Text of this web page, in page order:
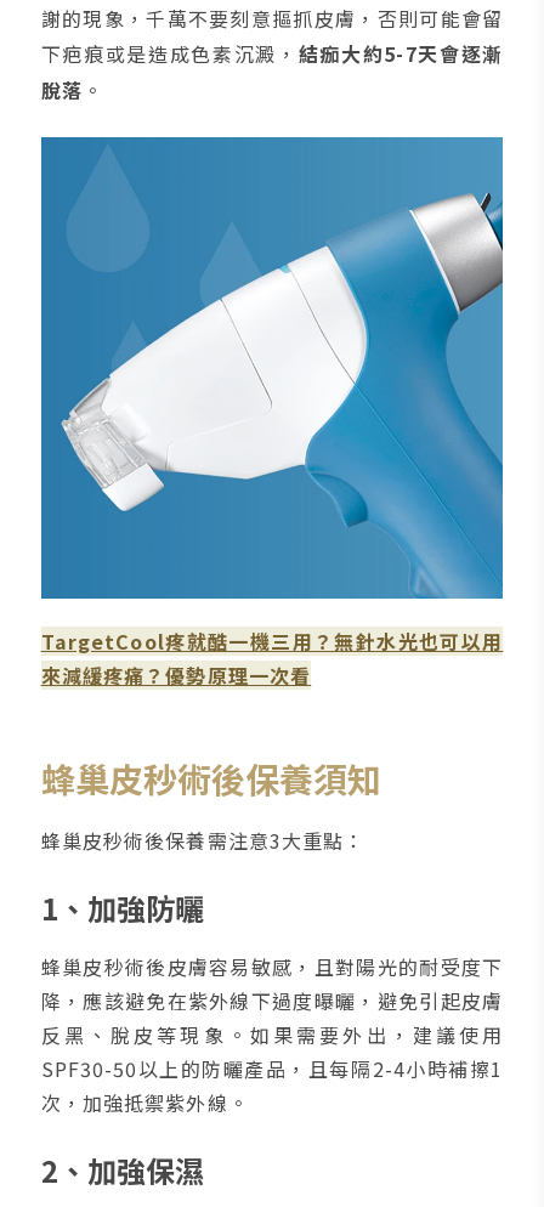
謝的現象，千萬不要刻意摳抓皮膚，否則可能會留
下疤痕或是造成色素沉澱， 結痂大約5-7天會逐漸
脫落 。
TargetCool疼就酷一機三用？無針水光也可以用
來減緩疼痛？優勢原理一次看
蜂巢皮秒術後保養須知
蜂巢皮秒術後保養需注意3大重點：
1、加強防曬
蜂巢皮秒術後皮膚容易敏感，且對陽光的耐受度下
降，應該避免在紫外線下過度曝曬，避免引起皮膚
反黑、脫皮等現象。如果需要外出，建議使用
SPF30-50以上的防曬產品，且每隔2-4小時補擦1
次，加強抵禦紫外線。
2、加強保濕